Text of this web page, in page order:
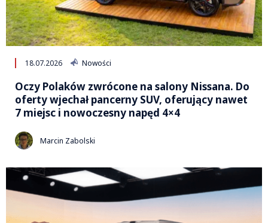
18.07.2026 Nowości
Oczy Polaków zwrócone na salony Nissana. Do
oferty wjechał pancerny SUV, oferujący nawet
7 miejsc i nowoczesny napęd 4×4
Marcin Zabolski